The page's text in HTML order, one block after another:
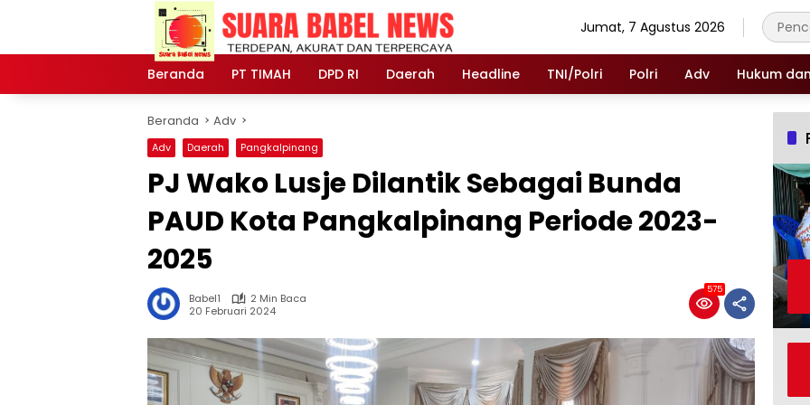
Jumat, 7 Agustus 2026
Beranda PT TIMAH DPD RI Daerah Headline TNI/Polri Polri Adv Hukum
Beranda Adv
Adv Daerah Pangkalpinang
PJ Wako Lusje Dilantik Sebagai Bunda
PAUD Kota Pangkalpinang Periode 2023-
2025
Babel1
2 Min Baca
20 Februari 2024
575